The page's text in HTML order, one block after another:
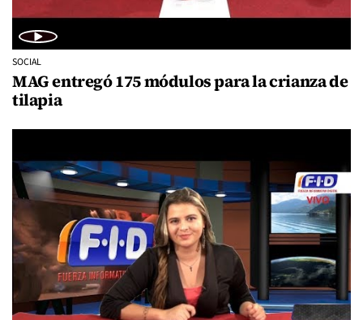
SOCIAL
MAG entregó 175 módulos para la crianza de
tilapia